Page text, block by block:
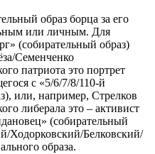
образ борца за его
или личным. Для
(собирательный образ)
Семенченко
патриота это портрет
с «5/6/7/8/110-й
или, например, Стрелков
либерала это – активист
(собирательный
Ходорковский/Белковский/
образа.